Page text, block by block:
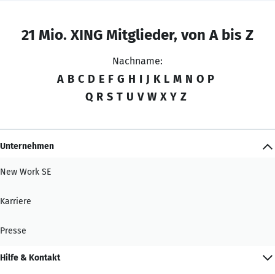
21 Mio. XING Mitglieder, von A bis Z
Nachname:
A B C D E F G H I J K L M N O P
Q R S T U V W X Y Z
Unternehmen
New Work SE
Karriere
Presse
Hilfe & Kontakt